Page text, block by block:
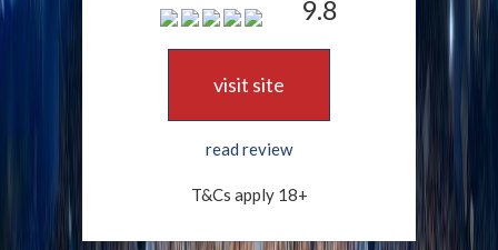
9.8
visit site
read review
T&Cs apply 18+